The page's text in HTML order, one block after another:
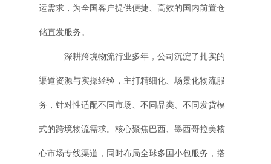
运需求，为全国客户提供便捷、高效的国内前置仓
储直发服务。
深耕跨境物流行业多年，公司沉淀了扎实的
渠道资源与实操经验，主打精细化、场景化物流服
务，针对性适配不同市场、不同品类、不同发货模
式的跨境物流需求。核心聚焦巴西、墨西哥拉美核
心市场专线渠道，同时布局全球多国小包服务，搭